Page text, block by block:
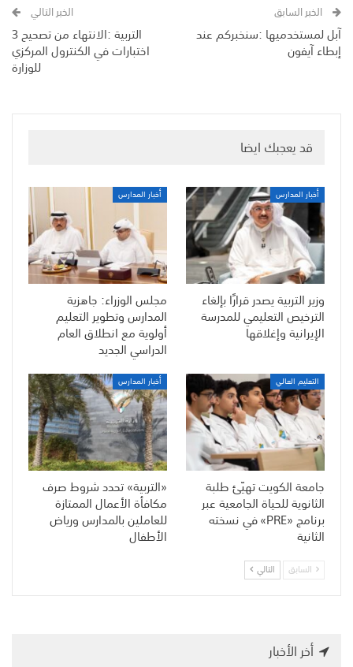
الخبر السابق
آبل لمستخدميها :سنخبركم عند
إبطاء آيفون
الخبر التالي
التربية :الانتهاء من تصحيح 3
اختبارات في الكنترول المركزي
للوزارة
قد يعجبك ايضا
أخبار المدارس
وزير التربية يصدر قرارًا بإلغاء
الترخيص التعليمي للمدرسة
الإيرانية وإغلاقها
أخبار المدارس
مجلس الوزراء: جاهزية
المدارس وتطوير التعليم
أولوية مع انطلاق العام
الدراسي الجديد
التعليم العالي
جامعة الكويت تهيّئ طلبة
الثانوية للحياة الجامعية عبر
برنامج «PRE» في نسخته
الثانية
أخبار المدارس
«التربية» تحدد شروط صرف
مكافأة الأعمال الممتازة
للعاملين بالمدارس ورياض
الأطفال
السابق التالي
أخر الأخبار